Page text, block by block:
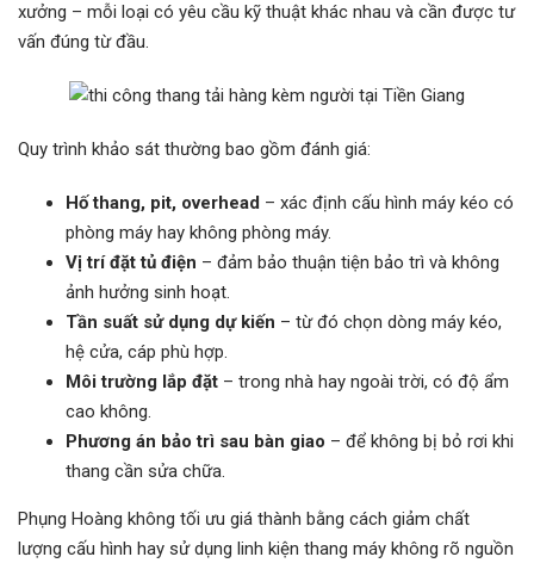
xưởng – mỗi loại có yêu cầu kỹ thuật khác nhau và cần được tư
vấn đúng từ đầu.
Quy trình khảo sát thường bao gồm đánh giá:
Hố thang, pit, overhead – xác định cấu hình máy kéo có
phòng máy hay không phòng máy.
Vị trí đặt tủ điện – đảm bảo thuận tiện bảo trì và không
ảnh hưởng sinh hoạt.
Tần suất sử dụng dự kiến – từ đó chọn dòng máy kéo,
hệ cửa, cáp phù hợp.
Môi trường lắp đặt – trong nhà hay ngoài trời, có độ ẩm
cao không.
Phương án bảo trì sau bàn giao – để không bị bỏ rơi khi
thang cần sửa chữa.
Phụng Hoàng không tối ưu giá thành bằng cách giảm chất
lượng cấu hình hay sử dụng linh kiện thang máy không rõ nguồn